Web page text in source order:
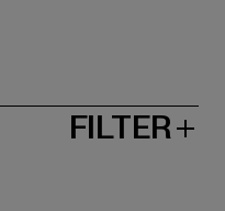
FILTER